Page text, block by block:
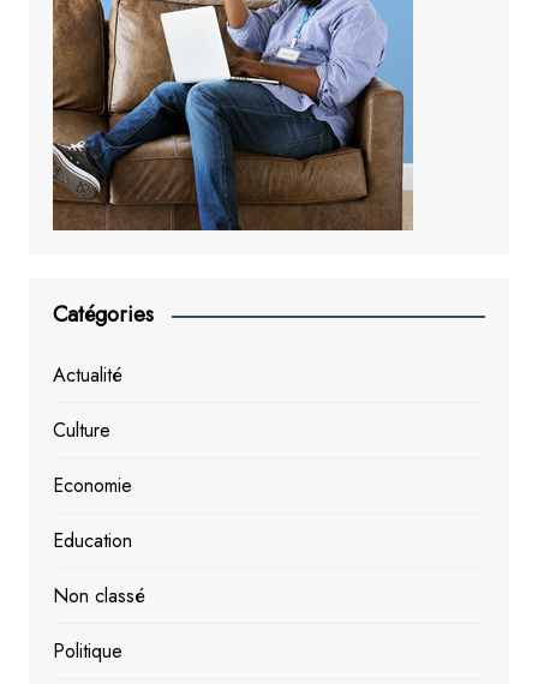
Catégories
Actualité
Culture
Economie
Education
Non classé
Politique